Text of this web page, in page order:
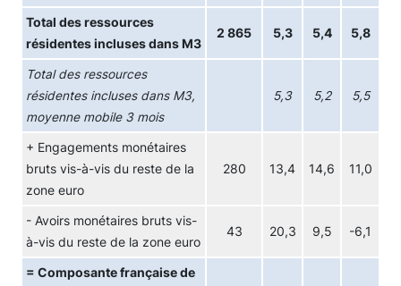
Total des ressources
résidentes incluses dans M3
2 865 5,3 5,4 5,8
Total des ressources
résidentes incluses dans M3,
moyenne mobile 3 mois
5,3 5,2 5,5
+ Engagements monétaires
bruts vis-à-vis du reste de la
zone euro
280 13,4 14,6 11,0
- Avoirs monétaires bruts vis-
à-vis du reste de la zone euro
43 20,3 9,5 -6,1
= Composante française de